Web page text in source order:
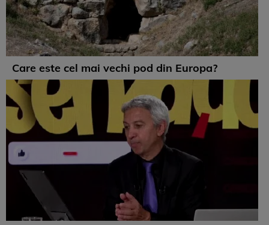
Care este cel mai vechi pod din Europa?